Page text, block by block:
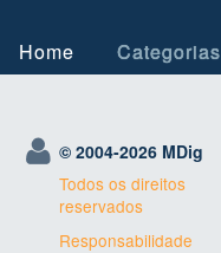
Home Categorias
© 2004-2026 MDig
Todos os direitos
reservados
Responsabilidade